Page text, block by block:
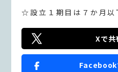
☆設立１期目は７か月以
Xで共
Facebook